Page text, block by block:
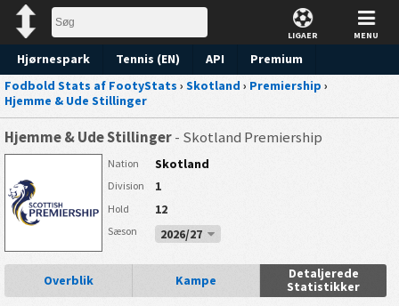
LIGAER MENU
Hjørnespark Tennis (EN) API Premium
Forudsigelse
Fodbold Stats af FootyStats › Skotland › Premiership ›
Hjemme & Ude Stillinger
Hjemme & Ude Stillinger- Skotland Premiership
Nation Skotland
Division 1
Hold 12
Sæson 2026/27
Overblik Kampe
Detaljerede
Statistikker